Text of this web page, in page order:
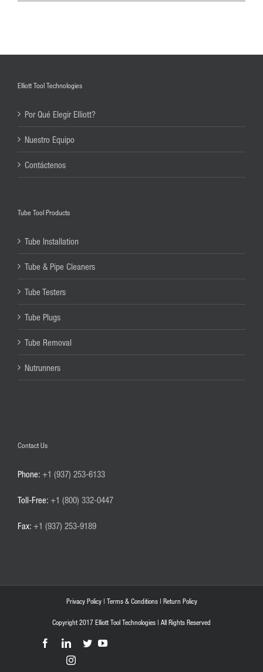
Elliott Tool Technologies
Por Qué Elegir Elliott?
Nuestro Equipo
Contáctenos
Tube Tool Products
Tube Installation
Tube & Pipe Cleaners
Tube Testers
Tube Plugs
Tube Removal
Nutrunners
Contact Us
Phone: +1 (937) 253-6133
Toll-Free: +1 (800) 332-0447
Fax: +1 (937) 253-9189
Privacy Policy| Terms & Conditions| Return Policy
Copyright 2017 Elliott Tool Technologies | All Rights Reserved
FacebookLinkedIn
TwitterYouTube
Instagram